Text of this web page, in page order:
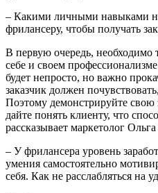
– Какими личными навыками
фрилансеру, чтобы получать
В первую очередь, необходимо
себе и своем
будет непросто, но важно
заказчик должен
Поэтому демонстрируйте свою
дайте понять клиенту, что
рассказывает маркетолог
– У фрилансера уровень
умения самостоятельно
себя. Как не расслабляться на